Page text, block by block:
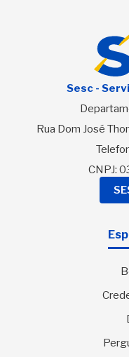
Sesc -
Rua Dom José
CNPJ: